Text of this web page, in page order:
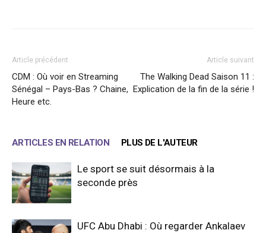
Article précédent
CDM : Où voir en Streaming
Sénégal – Pays-Bas ? Chaine,
Heure etc.
Article suivant
The Walking Dead Saison 11 :
Explication de la fin de la série !
ARTICLES EN RELATION PLUS DE L'AUTEUR
Le sport se suit désormais à la
seconde près
UFC Abu Dhabi : Où regarder Ankalaev